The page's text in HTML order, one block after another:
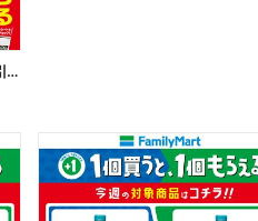
【無料引換券!】焼き麺買うとお茶引換券貰える!